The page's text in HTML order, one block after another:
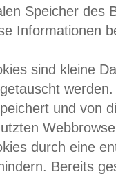
Speicher des
Informationen
sind kleine
und von
durch eine
Bereits